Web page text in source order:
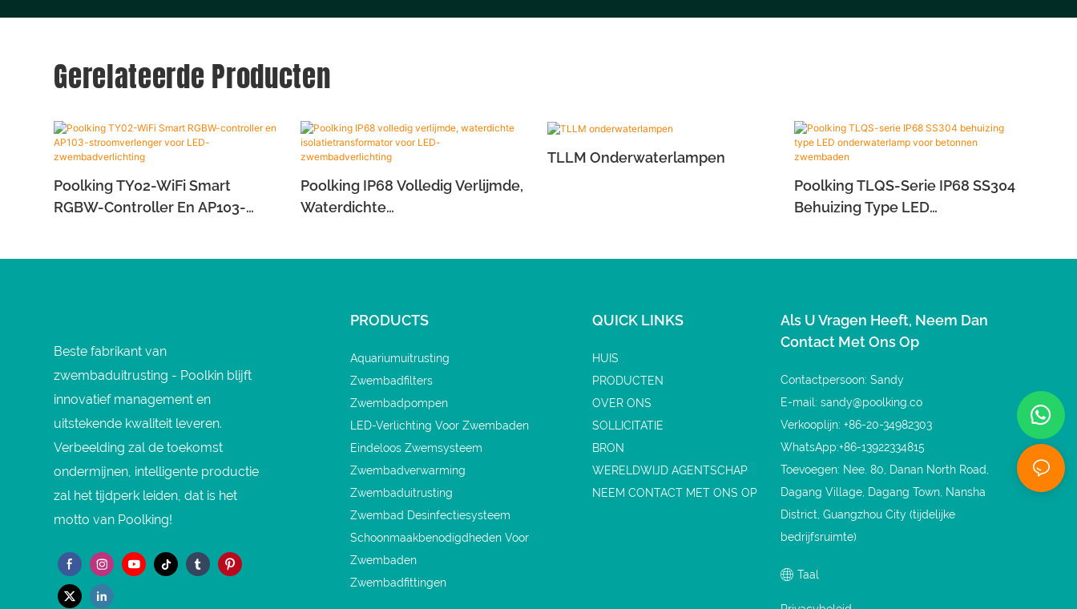
Gerelateerde Producten
Poolking TY02-WiFi Smart
RGBW-Controller En AP103-
Poolking IP68 Volledig Verlijmde,
Waterdichte
TLLM Onderwaterlampen
Poolking TLQS-Serie IP68 SS304
Behuizing Type LED
Beste fabrikant van
zwembaduitrusting - Poolkin blijft
innovatief management en
uitstekende kwaliteit leveren.
Verbeelding zal de toekomst
ondermijnen, intelligente productie
zal het tijdperk leiden, dat is het
motto van Poolking!
PRODUCTS
Aquariumuitrusting
Zwembadfilters
Zwembadpompen
LED-Verlichting Voor Zwembaden
Eindeloos Zwemsysteem
Zwembadverwarming
Zwembaduitrusting
Zwembad Desinfectiesysteem
Schoonmaakbenodigdheden Voor
Zwembaden
Zwembadfittingen
QUICK LINKS
HUIS
PRODUCTEN
OVER ONS
SOLLICITATIE
BRON
WERELDWIJD AGENTSCHAP
NEEM CONTACT MET ONS OP
Als U Vragen Heeft, Neem Dan
Contact Met Ons Op
Contactpersoon: Sandy
E-mail:sandy@poolking.co
Verkooplijn: +86-20-34982303
WhatsApp:+86-13922334815
Toevoegen: Nee. 80, Danan North Road,
Dagang Village, Dagang Town, Nansha
District, Guangzhou City (tijdelijke
bedrijfsruimte)
Taal